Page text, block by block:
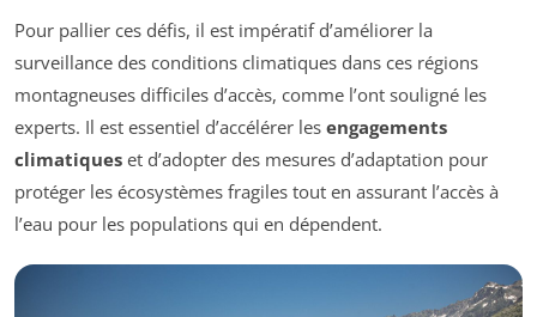
Pour pallier ces défis, il est impératif d’améliorer la
surveillance des conditions climatiques dans ces régions
montagneuses difficiles d’accès, comme l’ont souligné les
experts. Il est essentiel d’accélérer les engagements
climatiques et d’adopter des mesures d’adaptation pour
protéger les écosystèmes fragiles tout en assurant l’accès à
l’eau pour les populations qui en dépendent.